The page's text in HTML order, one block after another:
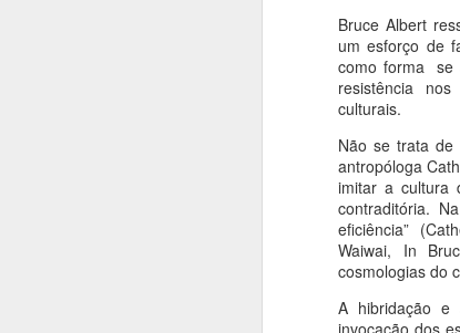
Bruce Albert
um esforço de
como forma se
resistência
culturais.
Não se trata de
antropóloga
imitar a cultura
contraditória.
eficiência”
Waiwai, In
cosmologias do
A hibridação e
invocação dos
Fantasmas de Goya
Gravuras (em metal): "Os
desastres da Guerra"
Francisco de Goya e Lucientes